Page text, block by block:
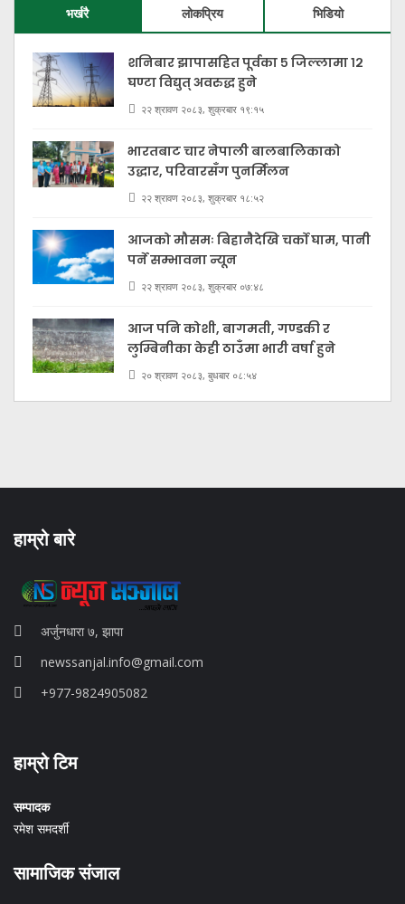
भर्खरै लोकप्रिय भिडियो
शनिबार झापासहित पूर्वका ५ जिल्लामा १२
घण्टा विद्युत् अवरुद्ध हुने
२२ श्रावण २०८३, शुक्रबार १९:१५
भारतबाट चार नेपाली बालबालिकाको
उद्धार, परिवारसँग पुनर्मिलन
२२ श्रावण २०८३, शुक्रबार १८:५२
आजको मौसमः बिहानैदेखि चर्को घाम, पानी
पर्ने सम्भावना न्यून
२२ श्रावण २०८३, शुक्रबार ०७:४८
आज पनि कोशी, बागमती, गण्डकी र
लुम्बिनीका केही ठाउँमा भारी वर्षा हुने
२० श्रावण २०८३, बुधबार ०८:५४
हाम्रो बारे
अर्जुनधारा ७, झापा
newssanjal.info@gmail.com
+977-9824905082
b88 slot
daftar slot88
judi slot online pulsa
info rtp slot gacor
हाम्रो टिम
सम्पादक
रमेश समदर्शी
सामाजिक संजाल